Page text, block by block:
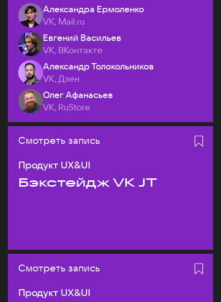
Александра Ермоленко
VK, Mail.ru
Евгений Васильев
VK, ВКонтакте
Александр Толокольников
VK, Дзен
Олег Афанасьев
VK, RuStore
Смотреть запись
Продукт UX&UI
Бэкстейдж VK JT
Смотреть запись
Продукт UX&UI